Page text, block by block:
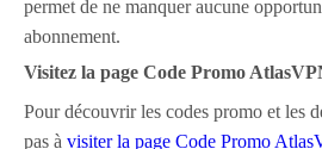
permet de ne manquer aucune
abonnement.
Visitez la page Code Promo
Pour découvrir les codes promo et les
pas à visiter la page Code Promo